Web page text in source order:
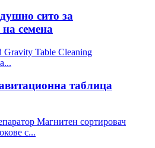
сито за
семена
таблица